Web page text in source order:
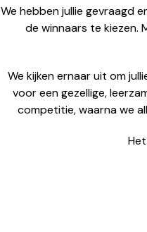
We hebben jullie gevraagd
de winnaars te kiezen.
We kijken ernaar uit om
voor een gezellige,
competitie, waarna we